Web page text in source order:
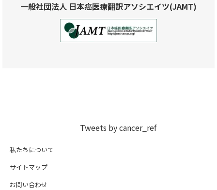
一般社団法人 日本癌医療翻訳アソシエイツ(JAMT)
Tweets by cancer_ref
私たちについて
サイトマップ
お問い合わせ